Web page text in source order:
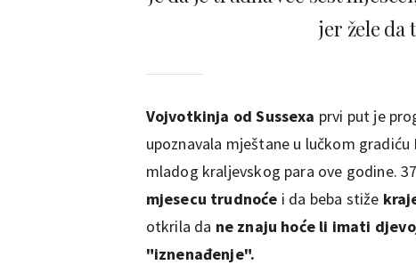
jer žele da
Vojvotkinja od Sussexa prvi put je
upoznavala mještane u lučkom
mladog kraljevskog para ove godine.
mjesecu trudnoće i da beba stiže
otkrila da ne znaju hoće li imati
"iznenađenje".